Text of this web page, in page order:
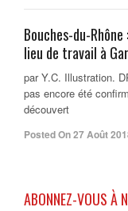
Bouches-du-
lieu de travail à
par Y.C. Illustration.
pas encore été
découvert
Posted On 27 Août
ABONNEZ-VOUS À